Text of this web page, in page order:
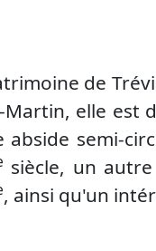
de
Martin, elle est
abside semi-
siècle, un
, ainsi qu'un